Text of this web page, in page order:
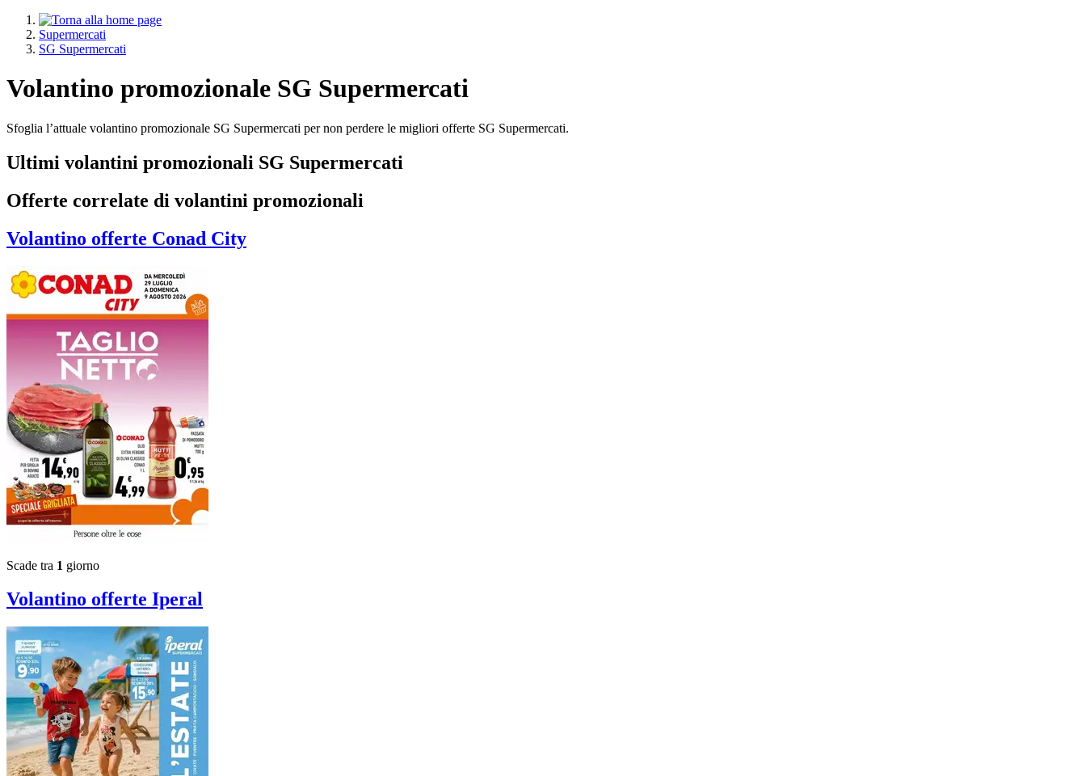
Supermercati
SG Supermercati
Volantino promozionale SG Supermercati
Sfoglia l’attuale volantino promozionale SG Supermercati per non perdere le migliori offerte SG Supermercati.
Ultimi volantini promozionali SG Supermercati
Offerte correlate di volantini promozionali
Volantino offerte Conad City
Scade tra 1 giorno
Volantino offerte Iperal